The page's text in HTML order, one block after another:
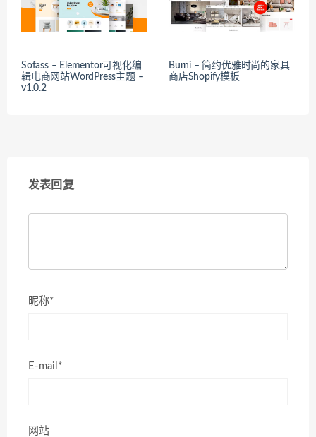
Sofass – Elementor可视化编
辑电商网站WordPress主题 –
v1.0.2
Burni – 简约优雅时尚的家具
商店Shopify模板
发表回复
昵称*
E-mail*
网站